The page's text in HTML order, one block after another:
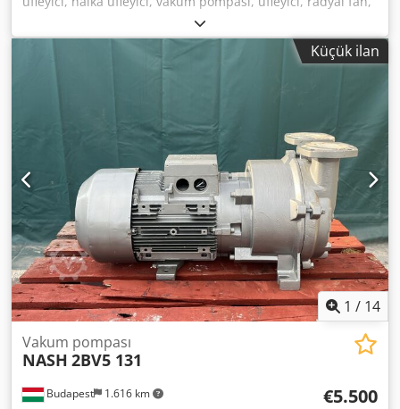
basınç üfleyici -Üretici: Elektror, basınç üflemeli radyal fan
tipi HRD 2/4T -Sürüş: 2,6 kW -Hız: 2860 devir/dakika
Dcedowncavjpfx Al Ajk -Hacim debisi: 17,0 m³/dak -Bağlantı
Küçük ilan
1 / 14
Budapest 1.616 km
Vakum pompası
NASH 2BV5 131
€5.500